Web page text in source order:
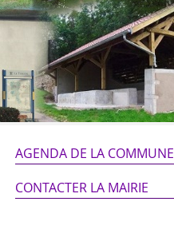
AGENDA DE LA COMMUNE
CONTACTER LA MAIRIE